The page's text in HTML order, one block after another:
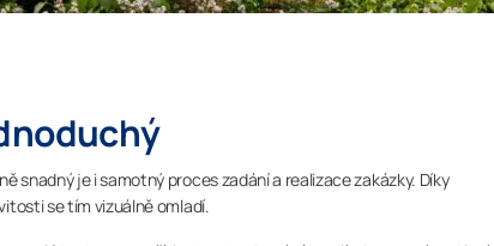
snadný je i samotný proces zadání a realizace zakázky. Díky
se tím vizuálně omladí.